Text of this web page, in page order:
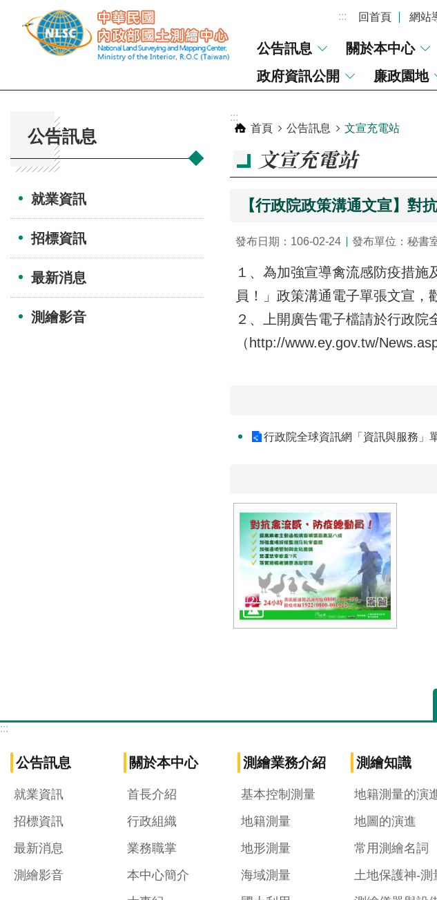
跳到主要內容區塊 ::: 回首頁 網站
公告訊息 關於本中心
政府資訊公開
廉政園地
公告訊息
就業資訊
招標資訊
最新消息
測繪影音
:::
首頁
公告訊息 文宣充電站
文宣充電站
【行政院政策溝通文宣】對
發布日期：106-02-24 發布單位：秘書
１、為加強宣導禽流感防疫措
員！」政策溝通電子單張文宣，
２、上開廣告電子檔請於行政
（http://www.ey.gov.tw/
行政院全球資訊網「資訊與服務」
:::
公告訊息
就業資訊
招標資訊
最新消息
測繪影音
關於本中心
首長介紹
行政組織
業務職掌
本中心簡介
測繪業務介紹
基本控制測量
地籍測量
地形測量
海域測量
測繪知識
地籍測量的演
地圖的演進
常用測繪名詞
土地保護神-測